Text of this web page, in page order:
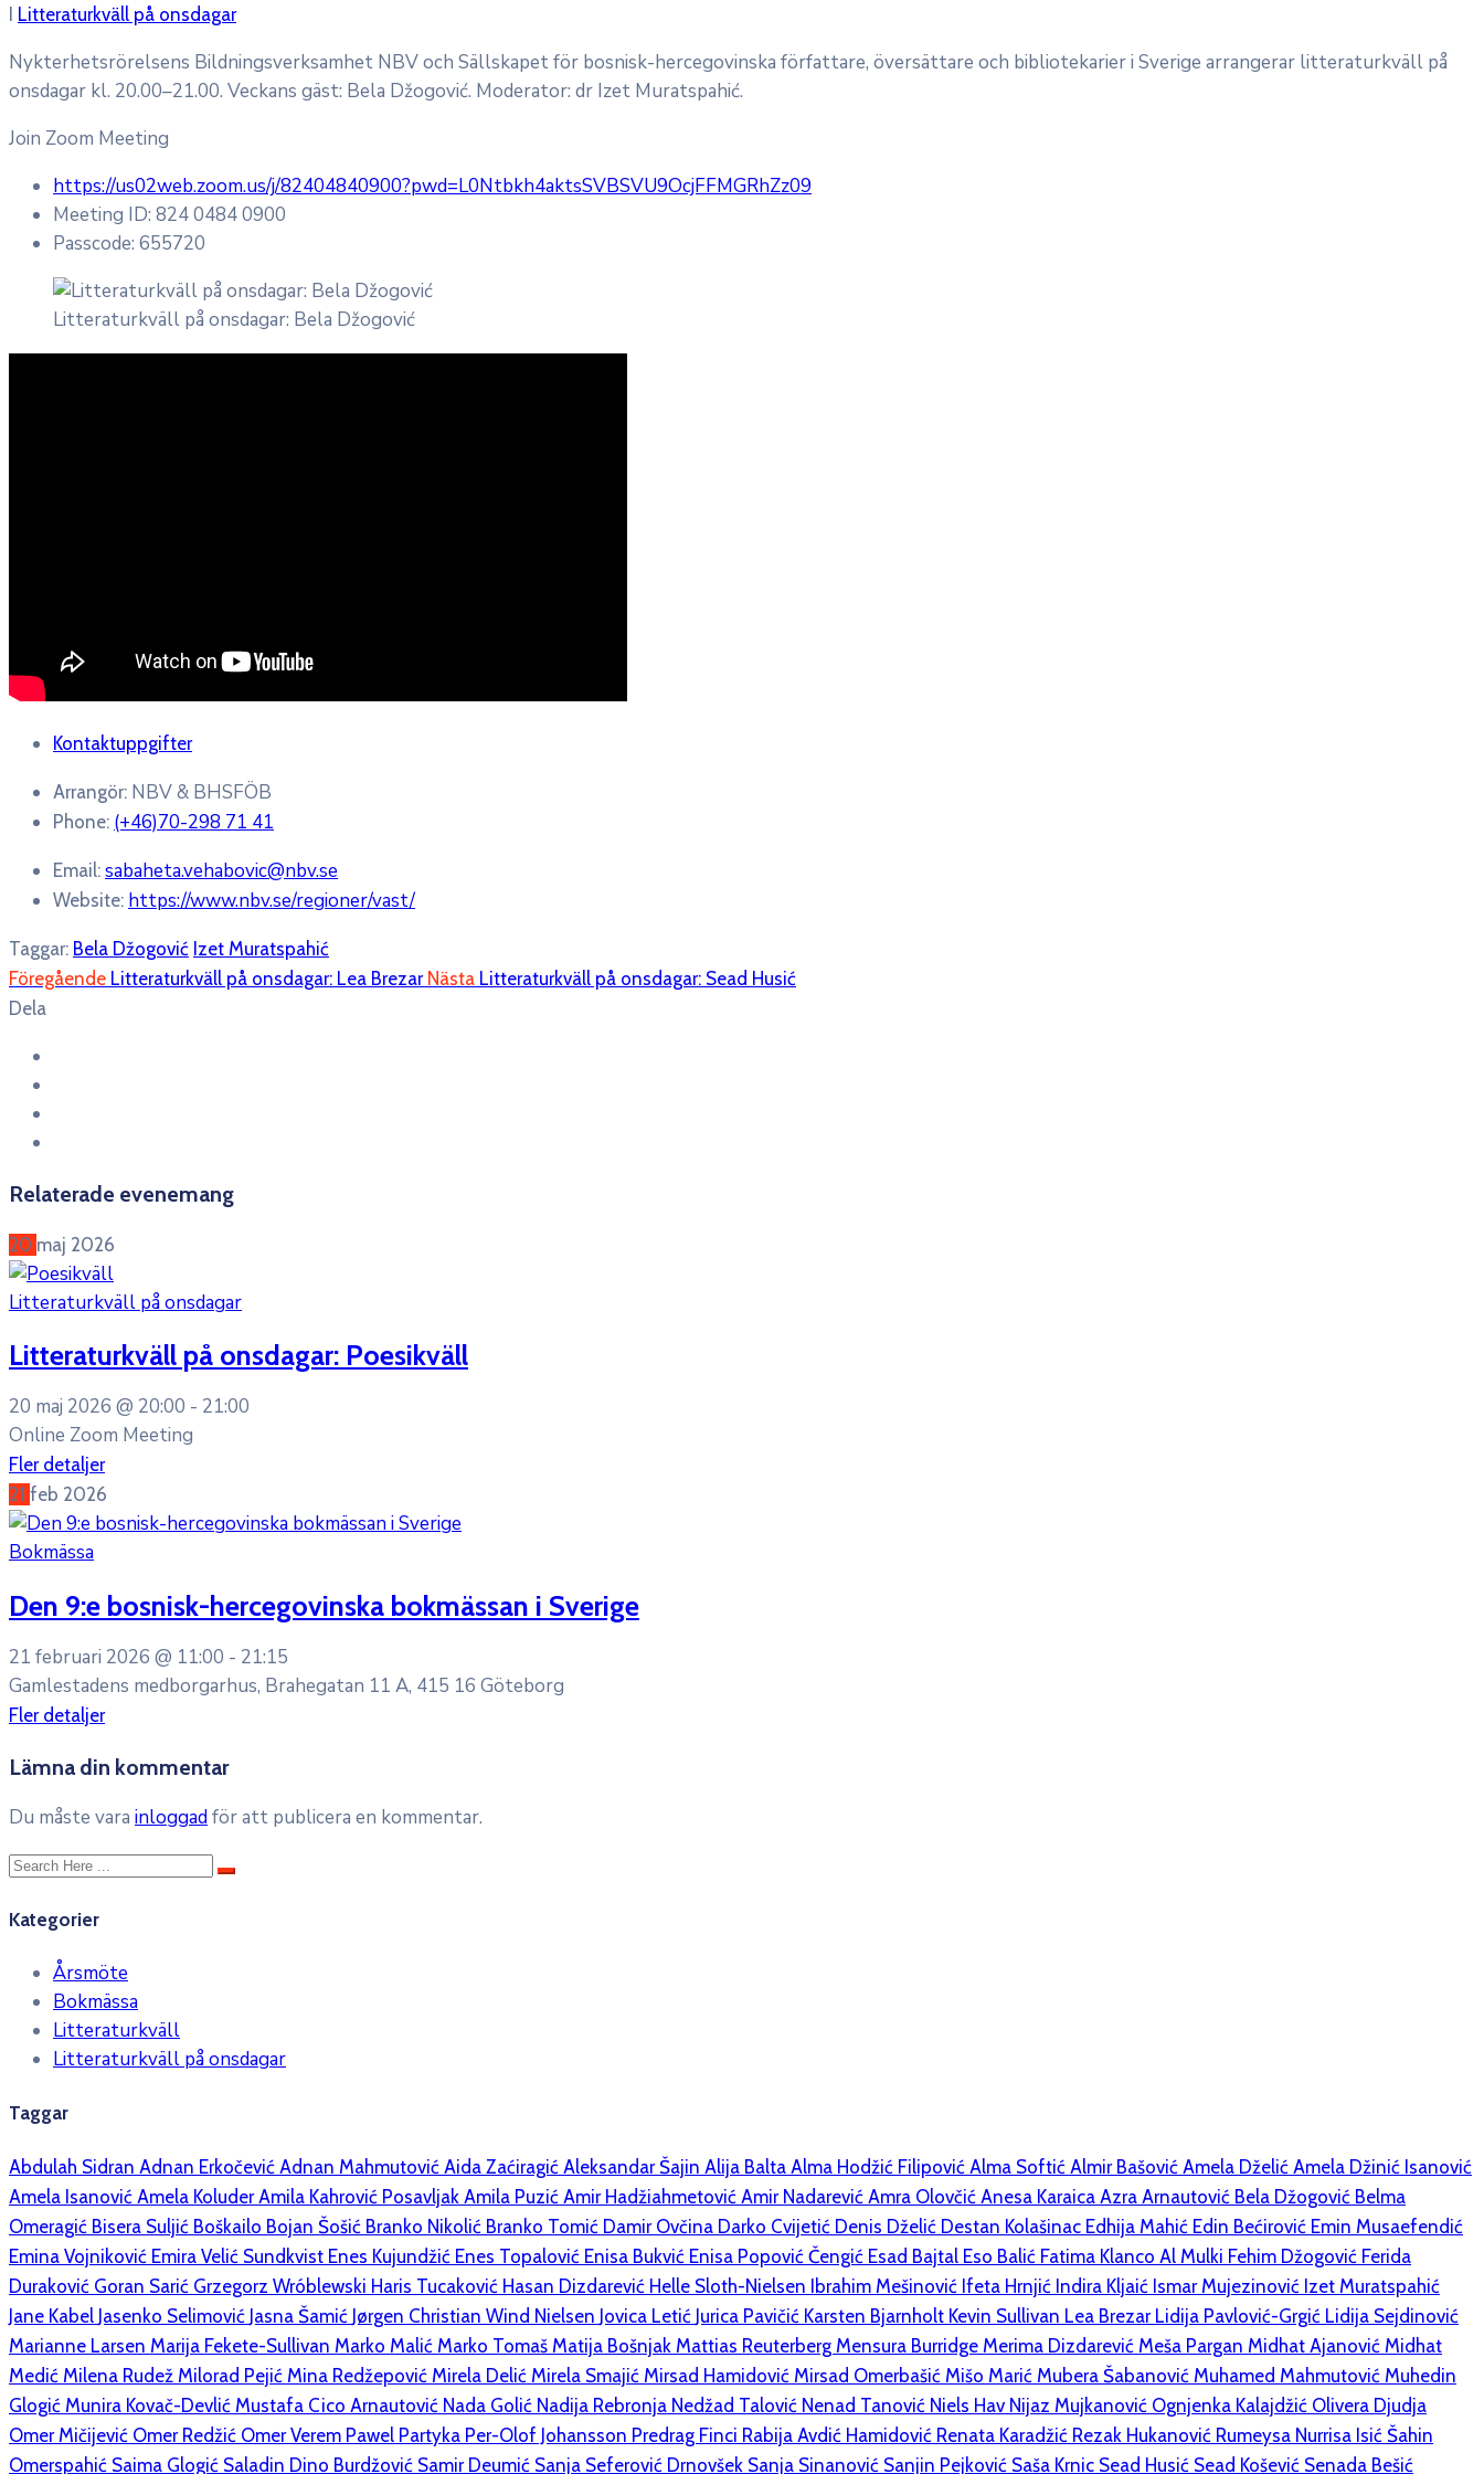
Litteraturkväll på onsdagar
Nykterhetsrörelsens Bildningsverksamhet NBV och Sällskapet för bosnisk-hercegovinska författare, översättare och bibliotekarier i Sverige arrangerar litteraturkväll på
onsdagar kl. 20.00–21.00. Veckans gäst: Bela Džogović. Moderator: dr Izet Muratspahić.
Join Zoom Meeting
https://us02web.zoom.us/j/82404840900?pwd=L0Ntbkh4aktsSVBSVU9OcjFFMGRhZz09
Meeting ID: 824 0484 0900
Passcode: 655720
Litteraturkväll på onsdagar: Bela Džogović
Kontaktuppgifter
Arrangör: NBV & BHSFÖB
Phone: (+46)70-298 71 41
Email: sabaheta.vehabovic@nbv.se
Website: https://www.nbv.se/regioner/vast/
Taggar: Bela Džogović Izet Muratspahić
Föregående Litteraturkväll på onsdagar: Lea Brezar Nästa Litteraturkväll på onsdagar: Sead Husić
Dela
Relaterade evenemang
20 maj 2026
Litteraturkväll på onsdagar
Litteraturkväll på onsdagar: Poesikväll
20 maj 2026 @ 20:00 - 21:00
Online Zoom Meeting
Fler detaljer
21 feb 2026
Bokmässa
Den 9:e bosnisk-hercegovinska bokmässan i Sverige
21 februari 2026 @ 11:00 - 21:15
Gamlestadens medborgarhus, Brahegatan 11 A, 415 16 Göteborg
Fler detaljer
Lämna din kommentar
Du måste vara inloggadför att publicera en kommentar.
Kategorier
Årsmöte
Bokmässa
Litteraturkväll
Litteraturkväll på onsdagar
Taggar
Abdulah Sidran Adnan Erkočević Adnan Mahmutović Aida Zaćiragić Aleksandar Šajin Alija Balta Alma Hodžić Filipović Alma Softić Almir Bašović Amela Dželić Amela Džinić Isanović
Amela Isanović Amela Koluder Amila Kahrović Posavljak Amila Puzić Amir Hadžiahmetović Amir Nadarević Amra Olovčić Anesa Karaica Azra Arnautović Bela Džogović Belma
Omeragić Bisera Suljić Boškailo Bojan Šošić Branko Nikolić Branko Tomić Damir Ovčina Darko Cvijetić Denis Dželić Destan Kolašinac Edhija Mahić Edin Bećirović Emin Musaefendić
Emina Vojniković Emira Velić Sundkvist Enes Kujundžić Enes Topalović Enisa Bukvić Enisa Popović Čengić Esad Bajtal Eso Balić Fatima Klanco Al Mulki Fehim Džogović Ferida
Duraković Goran Sarić Grzegorz Wróblewski Haris Tucaković Hasan Dizdarević Helle Sloth-Nielsen Ibrahim Mešinović Ifeta Hrnjić Indira Kljaić Ismar Mujezinović Izet Muratspahić
Jane Kabel Jasenko Selimović Jasna Šamić Jørgen Christian Wind Nielsen Jovica Letić Jurica Pavičić Karsten Bjarnholt Kevin Sullivan Lea Brezar Lidija Pavlović-Grgić Lidija Sejdinović
Marianne Larsen Marija Fekete-Sullivan Marko Malić Marko Tomaš Matija Bošnjak Mattias Reuterberg Mensura Burridge Merima Dizdarević Meša Pargan Midhat Ajanović Midhat
Medić Milena Rudež Milorad Pejić Mina Redžepović Mirela Delić Mirela Smajić Mirsad Hamidović Mirsad Omerbašić Mišo Marić Mubera Šabanović Muhamed Mahmutović Muhedin
Glogić Munira Kovač-Devlić Mustafa Cico Arnautović Nada Golić Nadija Rebronja Nedžad Talović Nenad Tanović Niels Hav Nijaz Mujkanović Ognjenka Kalajdžić Olivera Djudja
Omer Mičijević Omer Redžić Omer Verem Pawel Partyka Per-Olof Johansson Predrag Finci Rabija Avdić Hamidović Renata Karadžić Rezak Hukanović Rumeysa Nurrisa Isić Šahin
Omerspahić Saima Glogić Saladin Dino Burdžović Samir Deumić Sanja Seferović Drnovšek Sanja Sinanović Sanjin Pejković Saša Krnic Sead Husić Sead Košević Senada Bešić